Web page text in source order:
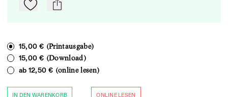
Zu Mein-TdZ hinzufügen
mail
15,00 € (Printausgabe)
15,00 € (Download)
ab 12,50 € (online lesen)
IN DEN WARENKORB ONLINE LESEN